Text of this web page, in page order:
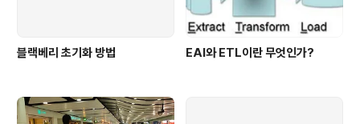
블랙베리 초기화 방법 EAI와 ETL이란 무엇인가?